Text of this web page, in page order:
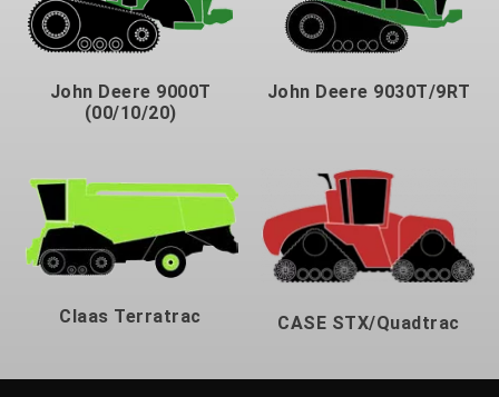
John Deere 9000T
(00/10/20)
John Deere 9030T/9RT
Claas Terratrac CASE STX/Quadtrac